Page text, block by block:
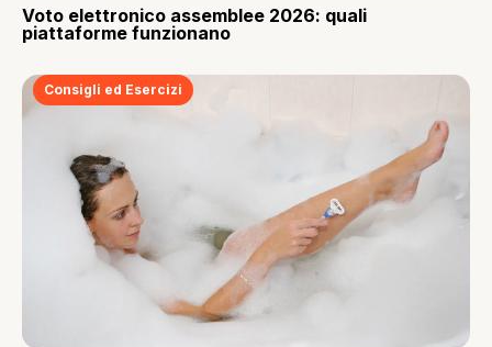
Voto elettronico assemblee 2026: quali
piattaforme funzionano
Consigli ed Esercizi